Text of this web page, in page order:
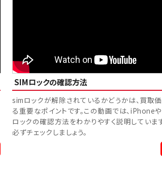
SIMロックの確認方法
simロックが解除されているかどうかは、買取
る重要なポイントです。この動画では、iPhone
ロックの確認方法をわかりやすく説明していま
必ずチェックしましょう。